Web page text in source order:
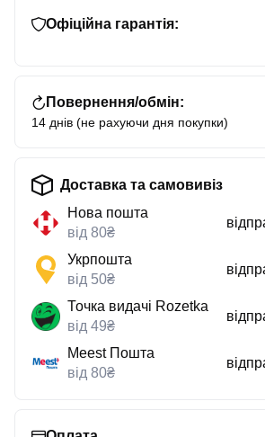
Офіційна гарантія:
Повернення/обмін:
14 днів (не рахуючи дня покупки)
Доставка та самовивіз
Нова пошта
від 80₴
Укрпошта
від 50₴
Точка видачі Rozetka
від 49₴
Meest Пошта
від 80₴